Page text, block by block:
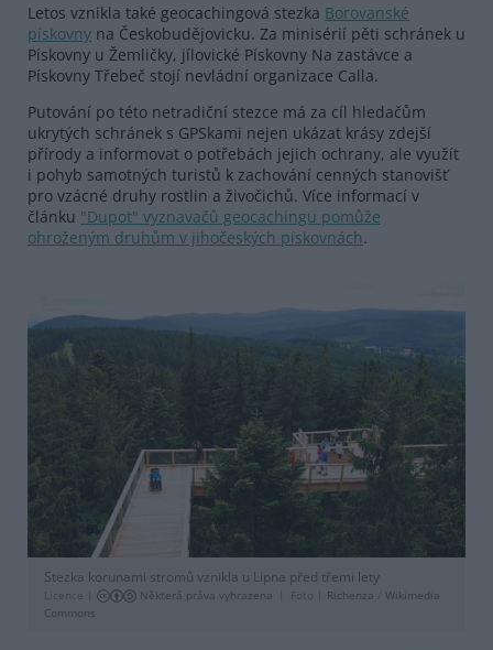
Letos vznikla také geocachingová stezka Borovanské
pískovny na Českobudějovicku. Za minisérií pěti schránek u
Pískovny u Žemličky, jílovické Pískovny Na zastávce a
Pískovny Třebeč stojí nevládní organizace Calla.
Putování po této netradiční stezce má za cíl hledačům
ukrytých schránek s GPSkami nejen ukázat krásy zdejší
přírody a informovat o potřebách jejich ochrany, ale využít
i pohyb samotných turistů k zachování cenných stanovišť
pro vzácné druhy rostlin a živočichů. Více informací v
článku "Dupot" vyznavačů geocachingu pomůže
ohroženým druhům v jihočeských pískovnách.
Stezka korunami stromů vznikla u Lipna před třemi lety
Licence | Některá práva vyhrazena Foto | Richenza
Wikimedia
Commons